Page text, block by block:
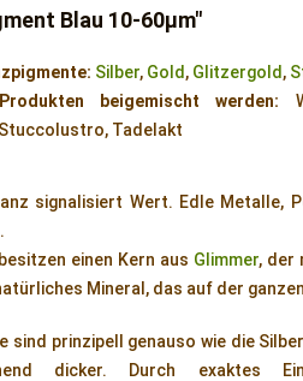
Blau 10-60µm"
Silber, Gold , Glitzergold ,
beigemischt werden:
Tadelakt
signalisiert Wert. Edle Metalle,
einen Kern aus Glimmer, der
Mineral, das auf der
sind prinzipell genauso wie die
dicker. Durch exaktes